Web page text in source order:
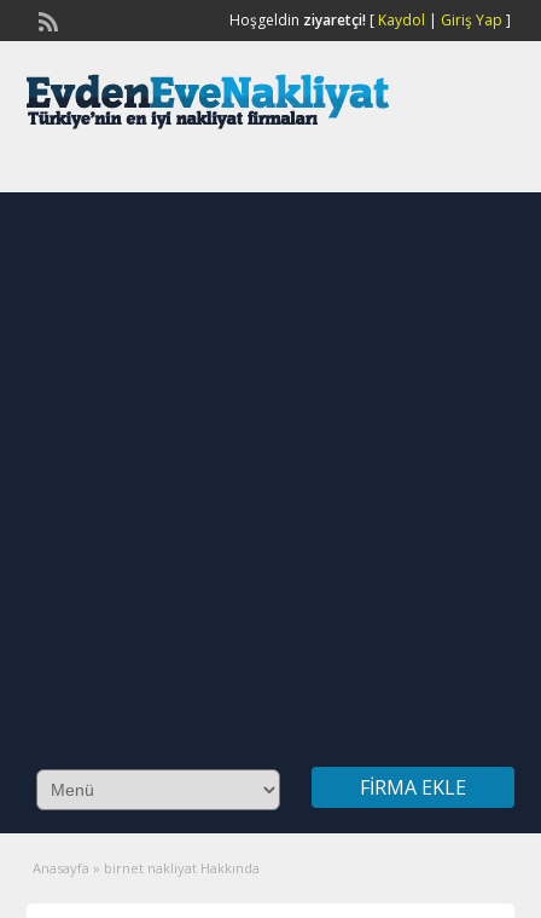
Hoşgeldin ziyaretçi![ Kaydol | Giriş Yap ]
FIRMA EKLE
Anasayfa » birnet nakliyat Hakkında